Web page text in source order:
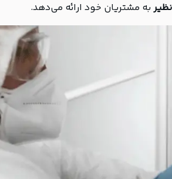
به مشتریان خود ارائه می‌دهد.